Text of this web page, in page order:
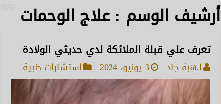
أرشيف الوسم :علاج الوحمات
تعرف علي قبلة الملائكة لدي حديثي الولادة
أ.هبة جاد 3 يونيو، 2024 استشارات طبية